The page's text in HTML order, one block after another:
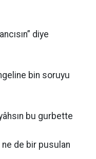
diye
bin soruyu
bu gurbette
ne de bir pusulan